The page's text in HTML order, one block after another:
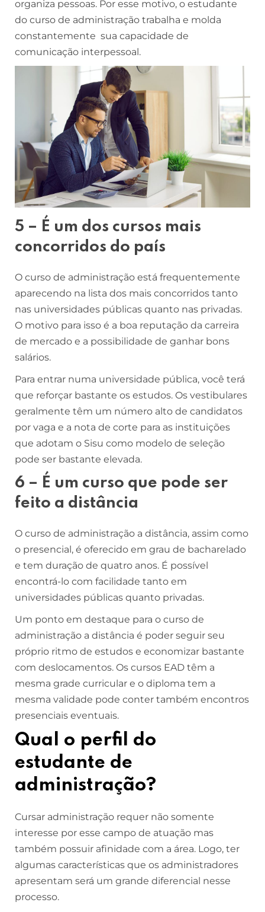
organiza pessoas. Por esse motivo, o estudante
do curso de administração trabalha e molda
constantemente sua capacidade de
comunicação interpessoal.
5 – É um dos cursos mais
concorridos do país
O curso de administração está frequentemente
aparecendo na lista dos mais concorridos tanto
nas universidades públicas quanto nas privadas.
O motivo para isso é a boa reputação da carreira
de mercado e a possibilidade de ganhar bons
salários.
Para entrar numa universidade pública, você terá
que reforçar bastante os estudos. Os vestibulares
geralmente têm um número alto de candidatos
por vaga e a nota de corte para as instituições
que adotam o Sisu como modelo de seleção
pode ser bastante elevada.
6 – É um curso que pode ser
feito a distância
O curso de administração a distância, assim como
o presencial, é oferecido em grau de bacharelado
e tem duração de quatro anos. É possível
encontrá-lo com facilidade tanto em
universidades públicas quanto privadas.
Um ponto em destaque para o curso de
administração a distância é poder seguir seu
próprio ritmo de estudos e economizar bastante
com deslocamentos. Os cursos EAD têm a
mesma grade curricular e o diploma tem a
mesma validade pode conter também encontros
presenciais eventuais.
Qual o perfil do
estudante de
administração?
Cursar administração requer não somente
interesse por esse campo de atuação mas
também possuir afinidade com a área. Logo, ter
algumas características que os administradores
apresentam será um grande diferencial nesse
processo.